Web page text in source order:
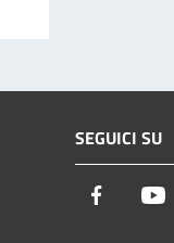
SEGUICI SU
Facebook